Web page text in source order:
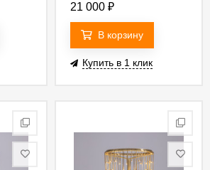
21 000 ₽
В корзину
Купить в 1 клик